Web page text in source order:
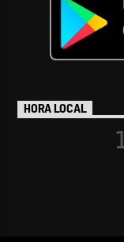
HORA LOCAL